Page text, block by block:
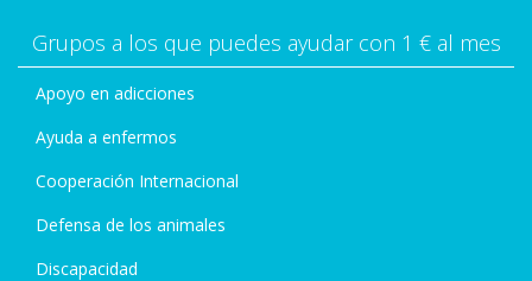
Grupos a los que puedes ayudar con 1 € al mes
Apoyo en adicciones
Ayuda a enfermos
Cooperación Internacional
Defensa de los animales
Discapacidad